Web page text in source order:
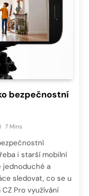
bezpečnostní
7 Mins
i starší mobilní
jednoduché a
sledovat, co se u
Pro využívání